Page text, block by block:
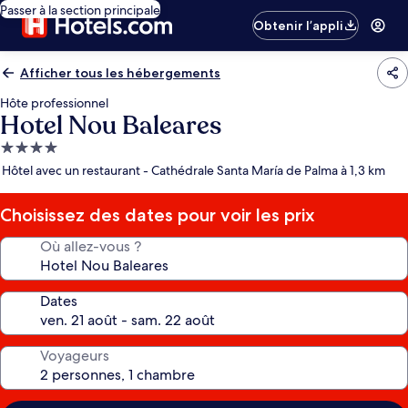
Passer à la section principale
Obtenir l’appli
Afficher tous les hébergements
Hôte professionnel
Hotel Nou Baleares
Hébergement
4.0 étoiles
Hôtel avec un restaurant - Cathédrale Santa María de Palma à 1,3 km
Choisissez des dates pour voir les prix
Où allez-vous ?
Dates
Voyageurs